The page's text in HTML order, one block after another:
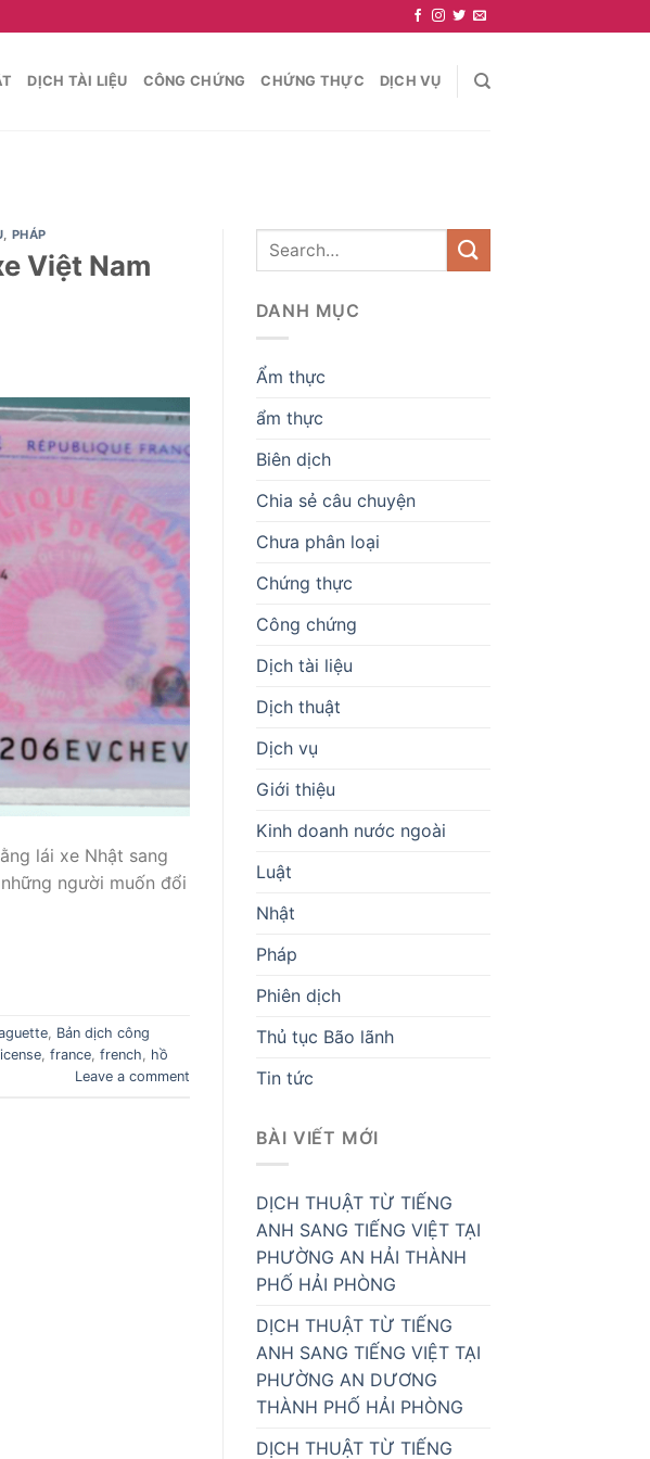
DỊCH TÀI LIỆU CÔNG CHỨNG CHỨNG THỰC DỊCH VỤ
, PHÁP
Việt Nam
lái xe Nhật sang
người muốn đổi
, Bản dịch công
, france, french, hồ
Leave a comment
DANH MỤC
Ẩm thực
ẩm thực
Biên dịch
Chia sẻ câu chuyện
Chưa phân loại
Chứng thực
Công chứng
Dịch tài liệu
Dịch thuật
Dịch vụ
Giới thiệu
Kinh doanh nước ngoài
Luật
Nhật
Pháp
Phiên dịch
Thủ tục Bão lãnh
Tin tức
BÀI VIẾT MỚI
DỊCH THUẬT TỪ TIẾNG
ANH SANG TIẾNG VIỆT TẠI
PHƯỜNG AN HẢI THÀNH
PHỐ HẢI PHÒNG
DỊCH THUẬT TỪ TIẾNG
ANH SANG TIẾNG VIỆT TẠI
PHƯỜNG AN DƯƠNG
THÀNH PHỐ HẢI PHÒNG
DỊCH THUẬT TỪ TIẾNG